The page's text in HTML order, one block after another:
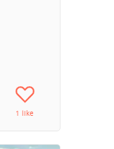
1 like